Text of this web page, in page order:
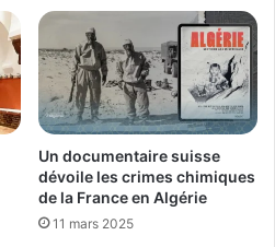
Un documentaire suisse
dévoile les crimes chimiques
de la France en Algérie
11 mars 2025